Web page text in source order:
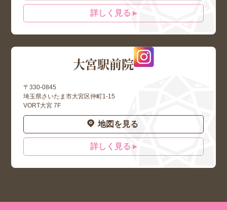
詳しく見る ▸
大宮駅前院
〒330-0845
埼玉県さいたま市大宮区仲町1-15
VORT大宮 7F
地図を見る
詳しく見る ▸